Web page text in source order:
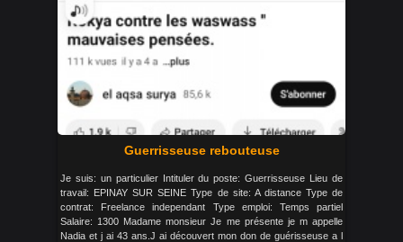
Guerrisseuse rebouteuse
Je suis: un particulier Intituler du poste: Guerrisseuse Lieu de
travail: EPINAY SUR SEINE Type de site: A distance Type de
contrat: Freelance independant Type emploi: Temps partiel
Salaire: 1300 Madame monsieur Je me présente je m appelle
Nadia et j ai 43 ans.J ai découvert mon don de guérisseuse a l